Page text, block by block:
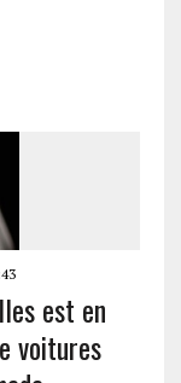
est en
voitures